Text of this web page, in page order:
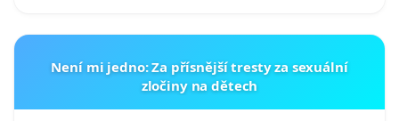
Není mi jedno: Za přísnější tresty za sexuální
zločiny na dětech